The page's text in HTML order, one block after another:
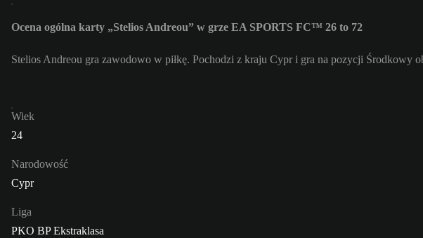
Ocena ogólna karty „Stelios Andreou” w grze EA SPORTS FC™ 26 to 72
Stelios Andreou gra zawodowo w piłkę. Pochodzi z kraju Cypr i gra na pozycji Środkowy
Wiek
24
Narodowość
Cypr
Liga
PKO BP Ekstraklasa